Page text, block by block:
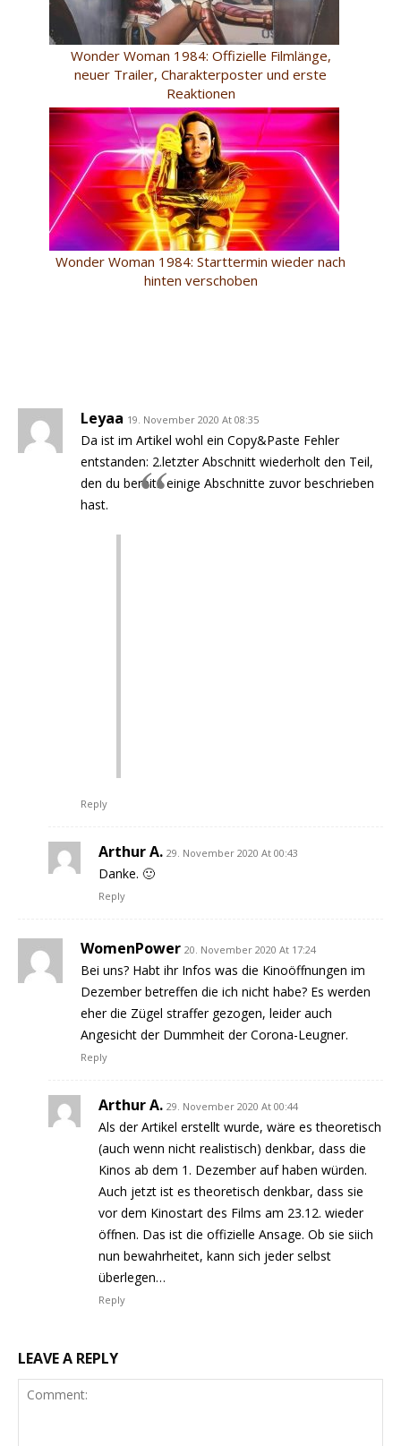
Wonder Woman 1984: Offizielle Filmlänge,
neuer Trailer, Charakterposter und erste
Reaktionen
Wonder Woman 1984: Starttermin wieder nach
hinten verschoben
Leyaa 19. November 2020 At 08:35
Da ist im Artikel wohl ein Copy&Paste Fehler
entstanden: 2.letzter Abschnitt wiederholt den Teil,
den du bereits einige Abschnitte zuvor beschrieben
hast.
Reply
Arthur A. 29. November 2020 At 00:43
Danke. 🙂
Reply
WomenPower 20. November 2020 At 17:24
Bei uns? Habt ihr Infos was die Kinoöffnungen im
Dezember betreffen die ich nicht habe? Es werden
eher die Zügel straffer gezogen, leider auch
Angesicht der Dummheit der Corona-Leugner.
Reply
Arthur A. 29. November 2020 At 00:44
Als der Artikel erstellt wurde, wäre es theoretisch
(auch wenn nicht realistisch) denkbar, dass die
Kinos ab dem 1. Dezember auf haben würden.
Auch jetzt ist es theoretisch denkbar, dass sie
vor dem Kinostart des Films am 23.12. wieder
öffnen. Das ist die offizielle Ansage. Ob sie siich
nun bewahrheitet, kann sich jeder selbst
überlegen…
Reply
LEAVE A REPLY